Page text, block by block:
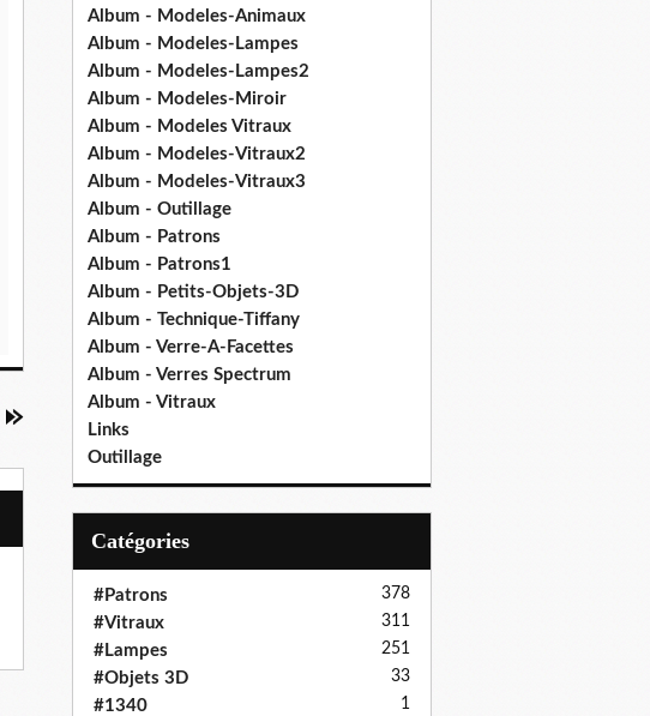
Album - Modeles-Animaux
Album - Modeles-Lampes
Album - Modeles-Lampes2
Album - Modeles-Miroir
Album - Modeles Vitraux
Album - Modeles-Vitraux2
Album - Modeles-Vitraux3
Album - Outillage
Album - Patrons
Album - Patrons1
Album - Petits-Objets-3D
Album - Technique-Tiffany
Album - Verre-A-Facettes
Album - Verres Spectrum
Album - Vitraux
Links
Outillage
Catégories
#Patrons 378
#Vitraux 311
#Lampes 251
#Objets 3D 33
#1340 1